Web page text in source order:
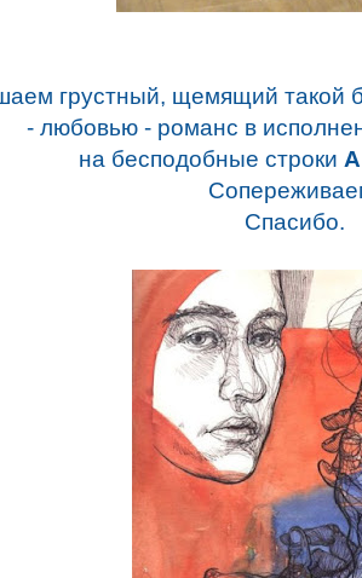
грустный, щемящий такой
- любовью - романс в
на бесподобные строки
Спасибо.